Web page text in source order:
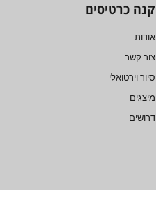
קנה כרטיסים
אודות
צור קשר
סיור וירטואלי
מיצגים
דרושים